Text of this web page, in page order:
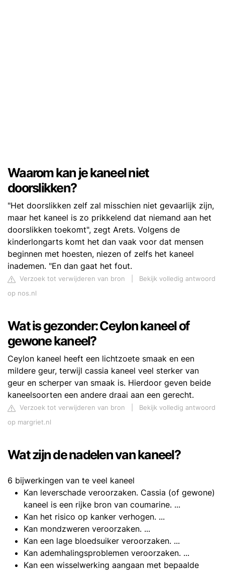
Waarom kan je kaneel niet
doorslikken?
"Het doorslikken zelf zal misschien niet gevaarlijk zijn,
maar het kaneel is zo prikkelend dat niemand aan het
doorslikken toekomt", zegt Arets. Volgens de
kinderlongarts komt het dan vaak voor dat mensen
beginnen met hoesten, niezen of zelfs het kaneel
inademen. "En dan gaat het fout.
Verzoek tot verwijderen van bron
Bekijk volledig antwoord
op nos.nl
Wat is gezonder: Ceylon kaneel of
gewone kaneel?
Ceylon kaneel heeft een lichtzoete smaak en een
mildere geur, terwijl cassia kaneel veel sterker van
geur en scherper van smaak is. Hierdoor geven beide
kaneelsoorten een andere draai aan een gerecht.
Verzoek tot verwijderen van bron
Bekijk volledig antwoord
op margriet.nl
Wat zijn de nadelen van kaneel?
6 bijwerkingen van te veel kaneel
Kan leverschade veroorzaken. Cassia (of gewone)
kaneel is een rijke bron van coumarine. ...
Kan het risico op kanker verhogen. ...
Kan mondzweren veroorzaken. ...
Kan een lage bloedsuiker veroorzaken. ...
Kan ademhalingsproblemen veroorzaken. ...
Kan een wisselwerking aangaan met bepaalde